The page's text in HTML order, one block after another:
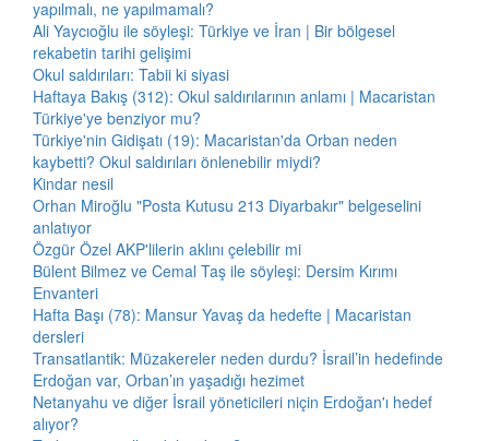
yapılmalı, ne yapılmamalı?
Ali Yaycıoğlu ile söyleşi: Türkiye ve İran | Bir bölgesel
rekabetin tarihi gelişimi
Okul saldırıları: Tabii ki siyasi
Haftaya Bakış (312): Okul saldırılarının anlamı | Macaristan
Türkiye'ye benziyor mu?
Türkiye'nin Gidişatı (19): Macaristan'da Orban neden
kaybetti? Okul saldırıları önlenebilir miydi?
Kindar nesil
Orhan Miroğlu "Posta Kutusu 213 Diyarbakır" belgeselini
anlatıyor
Özgür Özel AKP'lilerin aklını çelebilir mi
Bülent Bilmez ve Cemal Taş ile söyleşi: Dersim Kırımı
Envanteri
Hafta Başı (78): Mansur Yavaş da hedefte | Macaristan
dersleri
Transatlantik: Müzakereler neden durdu? İsrail’in hedefinde
Erdoğan var, Orban’ın yaşadığı hezimet
Netanyahu ve diğer İsrail yöneticileri niçin Erdoğan'ı hedef
alıyor?